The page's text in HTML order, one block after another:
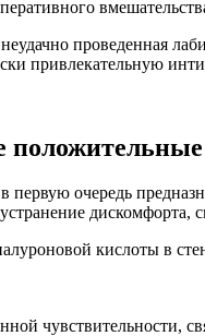
проведенная
привлекательную
очередь
дискомфорта,
кислоты в
чувствительности,